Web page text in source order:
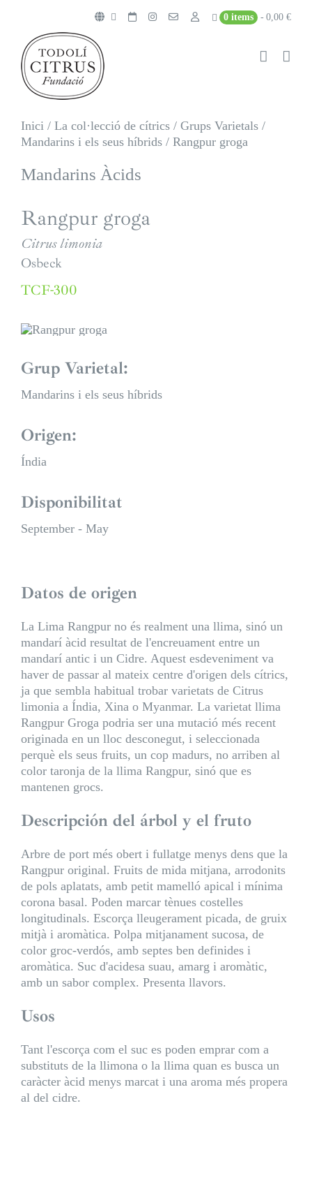
content
0 items 0,00 €
Inici / La col·lecció de cítrics / Grups Varietals /
Mandarins i els seus híbrids / Rangpur groga
Mandarins Àcids
Rangpur groga
Citrus limonia
Osbeck
TCF-300
Grup Varietal:
Mandarins i els seus híbrids
Origen:
Índia
Disponibilitat
September - May
Datos de origen
La Lima Rangpur no és realment una llima, sinó un
mandarí àcid resultat de l'encreuament entre un
mandarí antic i un Cidre. Aquest esdeveniment va
haver de passar al mateix centre d'origen dels cítrics,
ja que sembla habitual trobar varietats de Citrus
limonia a Índia, Xina o Myanmar. La varietat llima
Rangpur Groga podria ser una mutació més recent
originada en un lloc desconegut, i seleccionada
perquè els seus fruits, un cop madurs, no arriben al
color taronja de la llima Rangpur, sinó que es
mantenen grocs.
Descripción del árbol y el fruto
Arbre de port més obert i fullatge menys dens que la
Rangpur original. Fruits de mida mitjana, arrodonits
de pols aplatats, amb petit mamelló apical i mínima
corona basal. Poden marcar tènues costelles
longitudinals. Escorça lleugerament picada, de gruix
mitjà i aromàtica. Polpa mitjanament sucosa, de
color groc-verdós, amb septes ben definides i
aromàtica. Suc d'acidesa suau, amarg i aromàtic,
amb un sabor complex. Presenta llavors.
Usos
Tant l'escorça com el suc es poden emprar com a
substituts de la llimona o la llima quan es busca un
caràcter àcid menys marcat i una aroma més propera
al del cidre.